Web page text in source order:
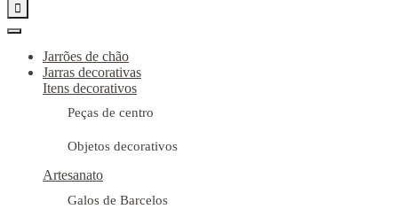

Jarrões de chão
Jarras decorativas
Itens decorativos
Peças de centro
Objetos decorativos
Artesanato
Galos de Barcelos